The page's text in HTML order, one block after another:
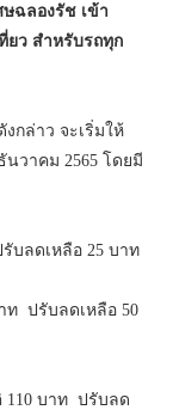
ฉลองรัช เข้า
ยว สำหรับรถทุก
กล่าว จะเริ่มให้
วาคม 2565 โดยมี
บลดเหลือ 25 บาท
ท ปรับลดเหลือ 50
110 บาท ปรับลด